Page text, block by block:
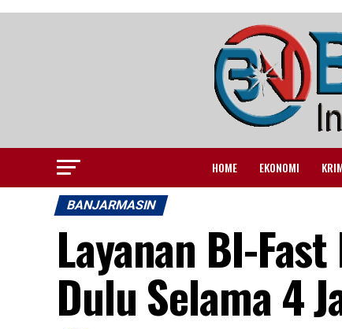
HOME EKONOMI
BANJARMASIN
Layanan BI-
Dulu Selama 4